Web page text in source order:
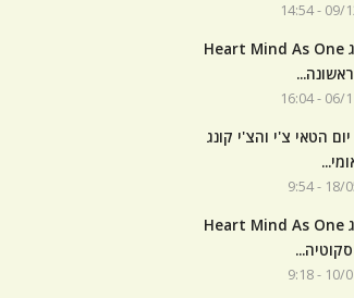
09/12/
צ'י קונג Heart Mind As One
06/11/
יום הטאי צ'י והצ'י קונג
18/
צ'י קונג Heart Mind As One
10/